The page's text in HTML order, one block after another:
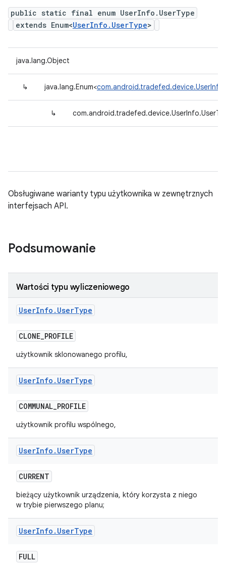
public static final enum UserInfo.UserType
extends Enum<UserInfo.UserType>
java.lang.Object
↳ java.lang.Enum<
↳
Obsługiwane warianty typu użytkownika w zewnętrznych
interfejsach API.
Podsumowanie
Wartości typu wyliczeniowego
UserInfo . UserType
CLONE_PROFILE
użytkownik sklonowanego profilu,
UserInfo . UserType
COMMUNAL_PROFILE
użytkownik profilu wspólnego,
UserInfo . UserType
CURRENT
bieżący użytkownik urządzenia, który korzysta z niego
w trybie pierwszego planu;
UserInfo . UserType
FULL